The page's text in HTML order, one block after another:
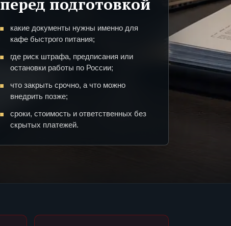
перед подготовкой
какие документы нужны именно для
кафе быстрого питания;
где риск штрафа, предписания или
остановки работы по России;
что закрыть срочно, а что можно
внедрить позже;
сроки, стоимость и ответственных без
скрытых платежей.